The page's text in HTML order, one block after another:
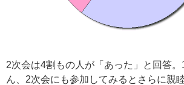
2次会は4割もの人が「あった」と回答
ん、2次会にも参加してみるとさらに親